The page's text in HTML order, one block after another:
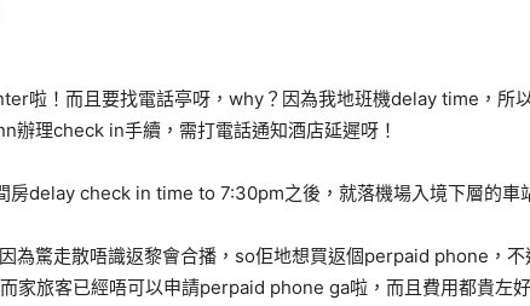
啦！而且要找電話亭呀，why？因為我地班機delay time，所
辦理check in手續，需打電話通知酒店延遲呀！
房delay check in time to 7:30pm之後，就落機場入境下層的車
為驚走散唔識返黎會合播，so佢地想買返個perpaid phone，不
家旅客已經唔可以申請perpaid phone ga啦，而且費用都貴左